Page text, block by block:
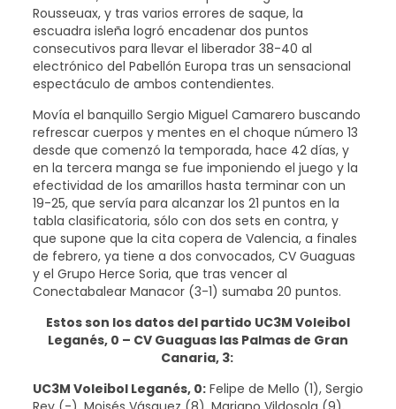
Rousseuax, y tras varios errores de saque, la
escuadra isleña logró encadenar dos puntos
consecutivos para llevar el liberador 38-40 al
electrónico del Pabellón Europa tras un sensacional
espectáculo de ambos contendientes.
Movía el banquillo Sergio Miguel Camarero buscando
refrescar cuerpos y mentes en el choque número 13
desde que comenzó la temporada, hace 42 días, y
en la tercera manga se fue imponiendo el juego y la
efectividad de los amarillos hasta terminar con un
19-25, que servía para alcanzar los 21 puntos en la
tabla clasificatoria, sólo con dos sets en contra, y
que supone que la cita copera de Valencia, a finales
de febrero, ya tiene a dos convocados, CV Guaguas
y el Grupo Herce Soria, que tras vencer al
Conectabalear Manacor (3-1) sumaba 20 puntos.
Estos son los datos del partido UC3M Voleibol
Leganés, 0 – CV Guaguas las Palmas de Gran
Canaria, 3:
UC3M Voleibol Leganés, 0:Felipe de Mello (1), Sergio